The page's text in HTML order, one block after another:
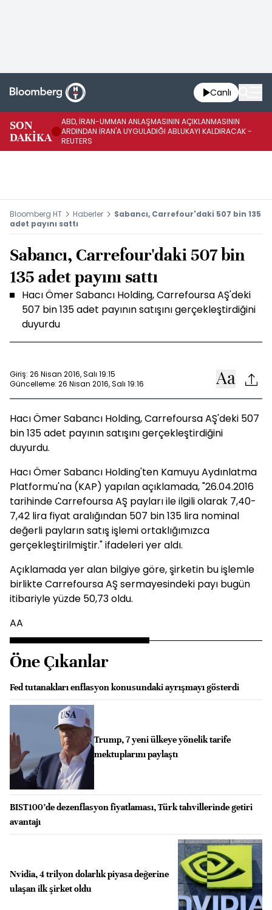
Canlı
SON
DAKİKA
ABD, İRAN-UMMAN ANLAŞMASININ AÇIKLANMASININ
ARDINDAN İRAN'A UYGULADIĞI ABLUKAYI KALDIRACAK -
REUTERS
Bloomberg HT Haberler
Sabancı, Carrefour'daki 507 bin 135
adet payını sattı
Sabancı, Carrefour'daki 507 bin
135 adet payını sattı
Hacı Ömer Sabancı Holding, Carrefoursa AŞ'deki
507 bin 135 adet payının satışını gerçekleştirdiğini
duyurdu
Giriş: 26 Nisan 2016, Salı 19:15
Güncelleme: 26 Nisan 2016, Salı 19:16
Hacı Ömer Sabancı Holding, Carrefoursa AŞ'deki 507
bin 135 adet payının satışını gerçekleştirdiğini
duyurdu.
Hacı Ömer Sabancı Holding'ten Kamuyu Aydınlatma
Platformu'na (KAP) yapılan açıklamada, "26.04.2016
tarihinde Carrefoursa AŞ payları ile ilgili olarak 7,40-
7,42 lira fiyat aralığından 507 bin 135 lira nominal
değerli payların satış işlemi ortaklığımızca
gerçekleştirilmiştir." ifadeleri yer aldı.
Açıklamada yer alan bilgiye göre, şirketin bu işlemle
birlikte Carrefoursa AŞ sermayesindeki payı bugün
itibariyle yüzde 50,73 oldu.
AA
Öne Çıkanlar
Fed tutanakları enflasyon konusundaki ayrışmayı gösterdi
Trump, 7 yeni ülkeye yönelik tarife
mektuplarını paylaştı
BIST100’de dezenflasyon fiyatlaması, Türk tahvillerinde getiri
avantajı
Nvidia, 4 trilyon dolarlık piyasa değerine
ulaşan ilk şirket oldu